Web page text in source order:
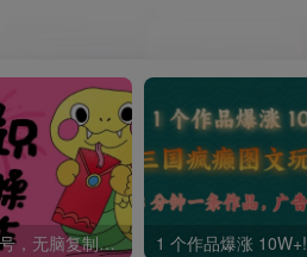
小红书冷知识账号，无脑复制粘贴，5分钟即可变现3张